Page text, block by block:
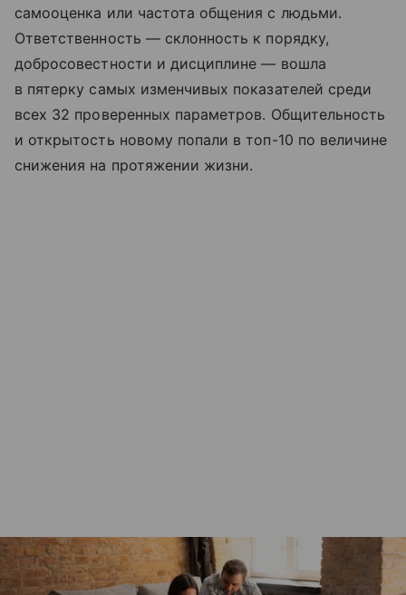
самооценка или частота общения с людьми.
Ответственность — склонность к порядку,
добросовестности и дисциплине — вошла
в пятерку самых изменчивых показателей среди
всех 32 проверенных параметров. Общительность
и открытость новому попали в топ-10 по величине
снижения на протяжении жизни.